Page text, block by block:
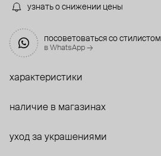
узнать о снижении цены
посоветоваться со стилистом
в WhatsApp →
характеристики
наличие в магазинах
уход за украшениями